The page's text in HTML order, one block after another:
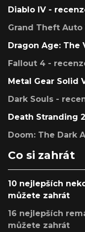
Diablo IV -
Grand Theft Auto
Dragon Age: The
Fallout 4 -
Metal Gear Solid
Dark Souls -
Death Stranding
Doom: The Dark
Co si zahrát
10 nejlepších
můžete zahrát
16 nejlepších
můžete zahrát